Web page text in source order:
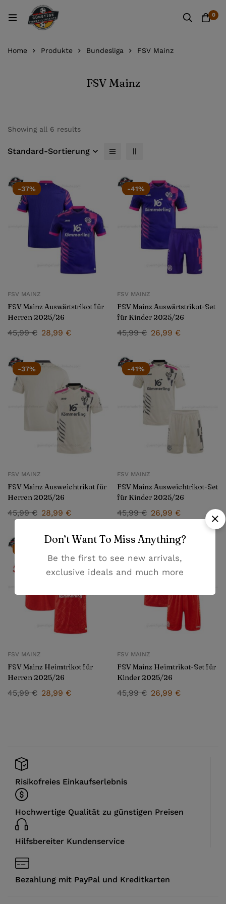
0
Home Produkte Bundesliga FSV Mainz
FSV Mainz
Showing all 6 results
Standard-Sortierung
-37%
FSV MAINZ
FSV Mainz Auswärtstrikot für
Herren 2025/26
45,99€ 28,99 €
-41%
FSV MAINZ
FSV Mainz Auswärtstrikot-Set
für Kinder 2025/26
45,99€ 26,99 €
-37%
FSV MAINZ
FSV Mainz Ausweichtrikot für
Herren 2025/26
45,99€ 28,99 €
-41%
FSV MAINZ
FSV Mainz Ausweichtrikot-Set
für Kinder 2025/26
45,99€ 26,99 €
FSV MAINZ
FSV Mainz Heimtrikot für
Herren 2025/26
45,99€ 28,99 €
FSV MAINZ
FSV Mainz Heimtrikot-Set für
Kinder 2025/26
45,99€ 26,99 €
Risikofreies Einkaufserlebnis
Hochwertige Qualität zu günstigen Preisen
Hilfsbereiter Kundenservice
Bezahlung mit PayPal und Kreditkarten
Don’t Want To Miss Anything?
Be the first to see new arrivals,
exclusive ideals and much more